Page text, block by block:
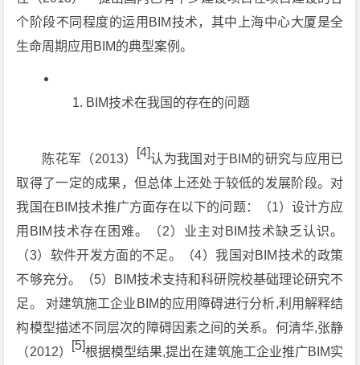
个阶段不同程度的运用BIM技术，其中上海中心大厦是全
生命周期应用BIM的典型案例。
BIM技术在我国的存在的问题
陈花军（2013） [4]认为我国对于BIM的研究与应用已
取得了一定的成果，但总体上还处于较低的发展阶段。对
我国在BIM技术推广方面存在以下的问题：（1）设计方应
用BIM技术存在困难。（2）业主对BIM技术缺乏认识。
（3）软件开发方面的不足。（4）我国对BIM技术的政策
不够充分。（5）BIM技术支持和科研院校基础理论研究不
足。 对建筑施工企业BIM的应用障碍进行分析,利用解释结
构模型描述不同层次的障碍因素之间的关系。何清华,张静
（2012）
[5]根据模型结果,提出在建筑施工企业推广BIM实